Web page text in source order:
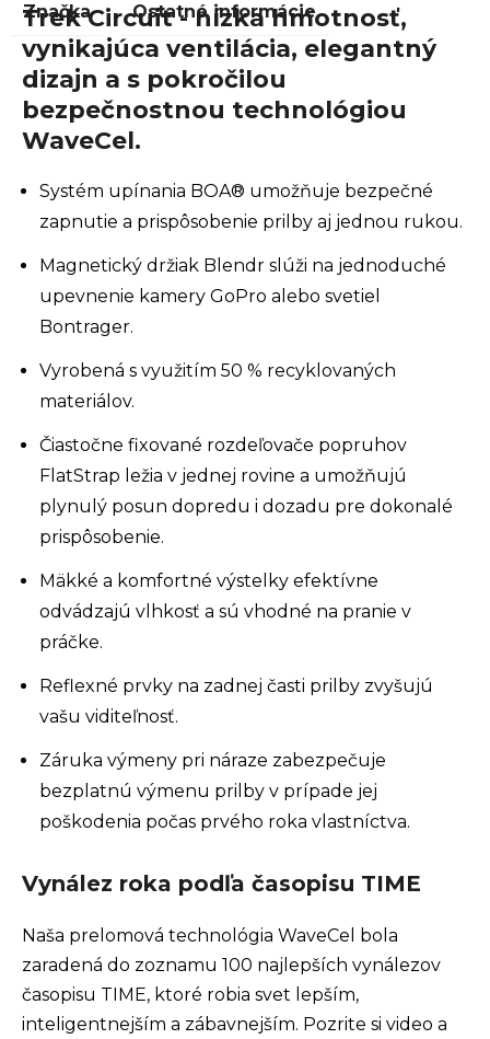
Značka Ostatné informácie
Trek Circuit - nízka hmotnosť,
vynikajúca ventilácia, elegantný
dizajn a s pokročilou
bezpečnostnou technológiou
WaveCel.
Systém upínania BOA® umožňuje bezpečné
zapnutie a prispôsobenie prilby aj jednou rukou.
Magnetický držiak Blendr slúži na jednoduché
upevnenie kamery GoPro alebo svetiel
Bontrager.
Vyrobená s využitím 50 % recyklovaných
materiálov.
Čiastočne fixované rozdeľovače popruhov
FlatStrap ležia v jednej rovine a umožňujú
plynulý posun dopredu i dozadu pre dokonalé
prispôsobenie.
Mäkké a komfortné výstelky efektívne
odvádzajú vlhkosť a sú vhodné na pranie v
práčke.
Reflexné prvky na zadnej časti prilby zvyšujú
vašu viditeľnosť.
Záruka výmeny pri náraze zabezpečuje
bezplatnú výmenu prilby v prípade jej
poškodenia počas prvého roka vlastníctva.
Vynález roka podľa časopisu TIME
Naša prelomová technológia WaveCel bola
zaradená do zoznamu 100 najlepších vynálezov
časopisu TIME, ktoré robia svet lepším,
inteligentnejším a zábavnejším. Pozrite si video a